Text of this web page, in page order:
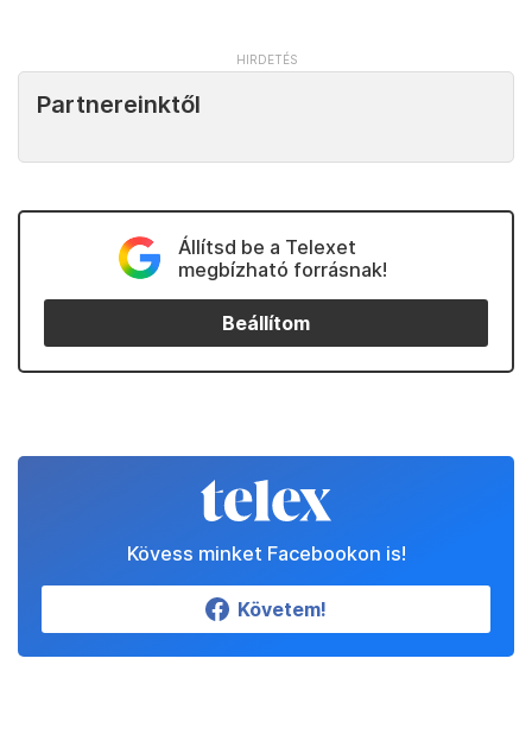
Partnereinktől
Állítsd be a Telexet
megbízható forrásnak!
Beállítom
Kövess minket Facebookon is!
Követem!